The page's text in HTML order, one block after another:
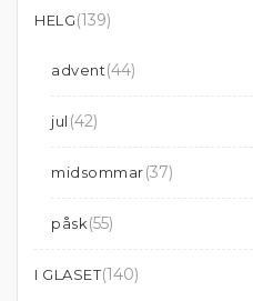
HELG(139)
advent(44)
jul (42)
midsommar(37)
påsk(55)
I GLASET(140)